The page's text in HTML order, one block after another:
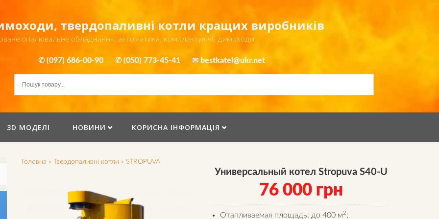
твердопаливні котли кращих виробників
опалювальне обладнання, автоматика, комплектуючі, димоходи
✆ (097) 686-00-90 ✆ (050) 773-45-41 ✉ bestkatel@ukr.net
3D МОДЕЛІ НОВИНИ КОРИСНА ІНФОРМАЦІЯ
Головна » Твердопаливні котли »STROPUVA
Универсальный котел Stropuva S40-U
76 000 грн
Отапливаемая площадь: до 400 м2;